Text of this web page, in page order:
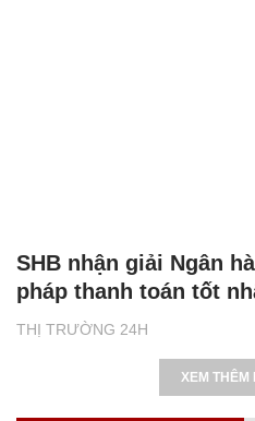
THỊ TRƯỜNG 24H
SHB nhận giải Ngân
pháp thanh toán tốt
XEM THÊM